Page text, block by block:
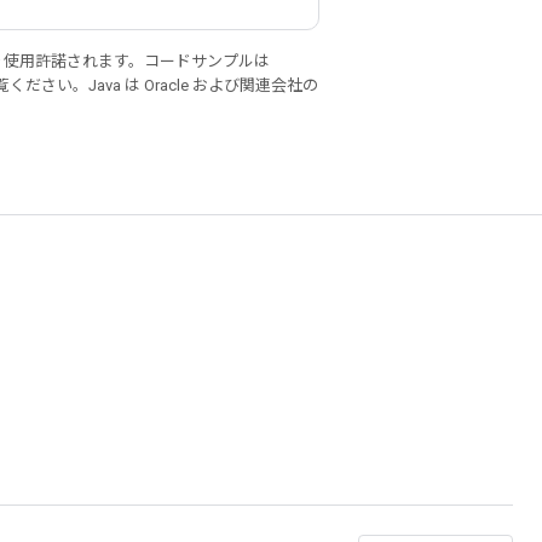
用許諾されます。コードサンプルは
ください。Java は Oracle および関連会社の